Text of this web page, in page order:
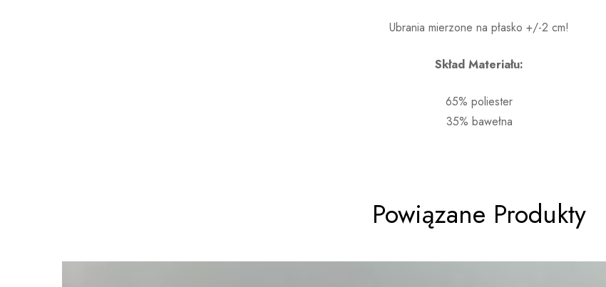
Ubrania mierzone na płasko +/-2 cm!
Skład Materiału:
65% poliester
35% bawełna
Powiązane Produkty